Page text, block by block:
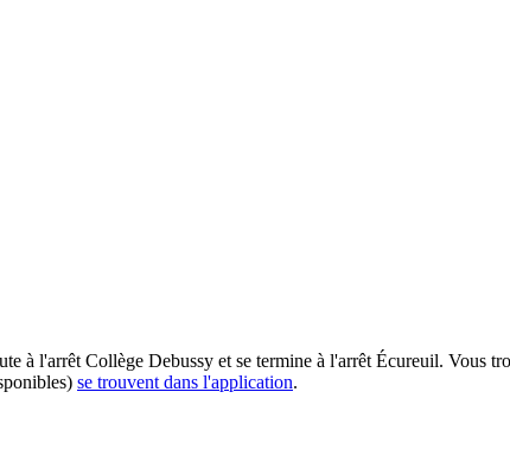
à l'arrêt Collège Debussy et se termine à l'arrêt Écureuil. Vous
se trouvent dans l'application.